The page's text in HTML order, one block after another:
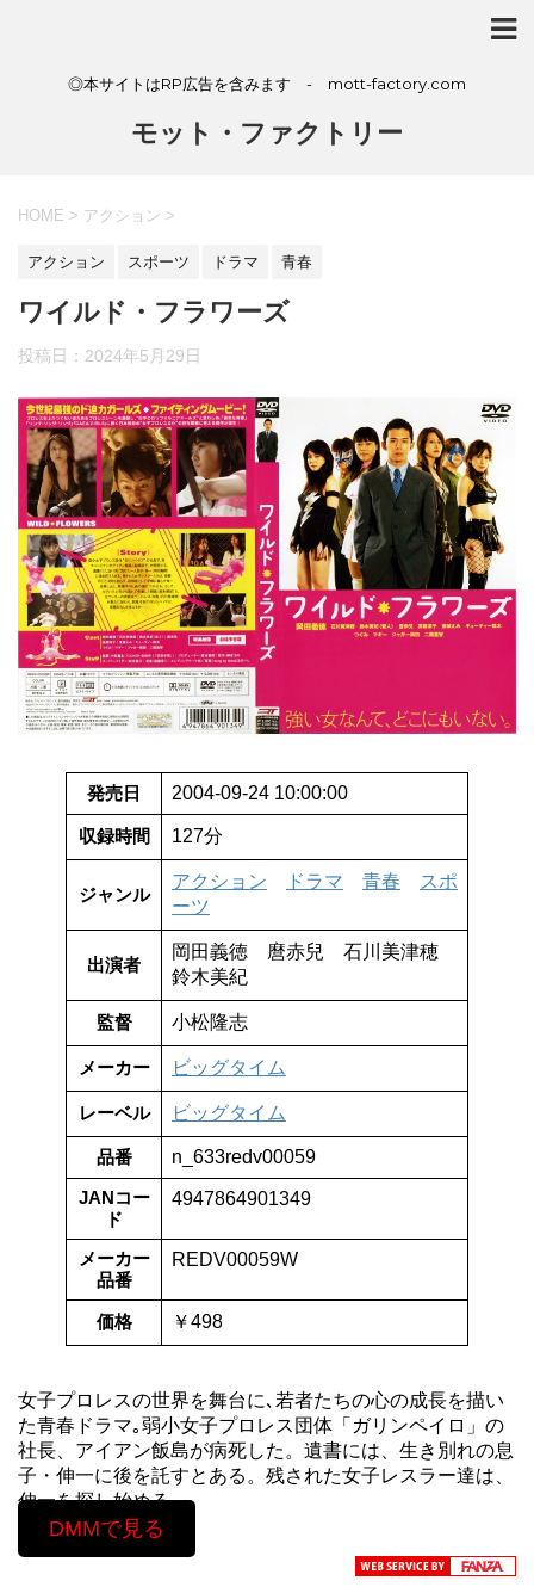
◎本サイトはRP広告を含みます - mott-factory.com
モット・ファクトリー
HOME > アクション >
アクション スポーツ ドラマ 青春
ワイルド・フラワーズ
投稿日： 2024年5月29日
発売日 2004-09-24 10:00:00
収録時間 127分
ジャンル
アクション ドラマ 青春
スポ
ーツ
出演者
岡田義徳 麿赤兒 石川美津穂
鈴木美紀
監督 小松隆志
メーカー ビッグタイム
レーベル ビッグタイム
品番
n_633redv00059
JANコー
ド
4947864901349
メーカー
品番
REDV00059W
価格 ￥498
女子プロレスの世界を舞台に､若者たちの心の成長を描い
た青春ドラマ｡弱小女子プロレス団体「ガリンペイロ」の
社長、アイアン飯島が病死した。遺書には、生き別れの息
子・伸一に後を託すとある。残された女子レスラー達は、
伸一を探し始める。
DMMで見る